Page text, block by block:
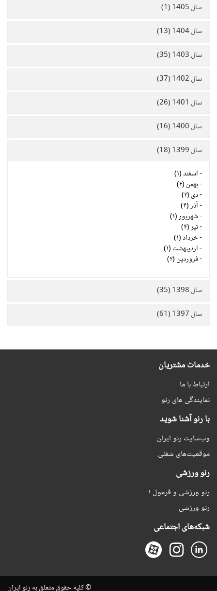
سال 1405 (1)
سال 1404 (13)
سال 1403 (35)
سال 1402 (37)
سال 1401 (26)
سال 1400 (16)
سال 1399 (18)
-اسفند (۱)
-بهمن (۲)
-دی (۲)
-آذر (۴)
-شهریور (۱)
-تیر (۴)
-خرداد (۱)
-اردیبهشت (۱)
-فروردین (۲)
سال 1398 (35)
سال 1397 (61)
خدمات مشتریان
ارتباط با ما
نمایندگی های رنو
با رنو آشنا شوید
وب‌سایت رنو ایران
موقعیت‌های شغلی
رنو ورزشی
رنو ورزشی و فرمول ۱
رنو ورزشی
شبکه‌های اجتماعی
© کلیه حقوق متعلق به رنو ایران